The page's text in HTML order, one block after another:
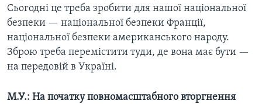
Сьогодні це треба зробити для нашої національної
безпеки — національної безпеки Франції,
національної безпеки американського народу.
Зброю треба перемістити туди, де вона має бути —
на передовій в Україні.
М.У.: На початку повномасштабного вторгнення